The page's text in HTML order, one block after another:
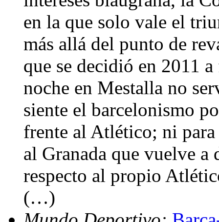
en la que solo vale el
más allá del punto de
que se decidió en 2011
noche en Mestalla no
siente el barcelonismo
frente al Atlético; ni
al Granada que vuelve
respecto al propio
(…)